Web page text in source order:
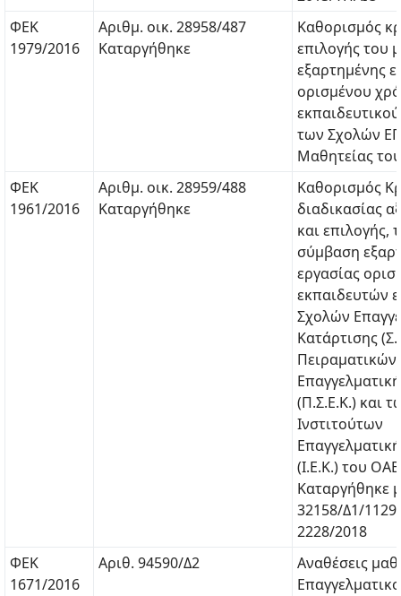
ΦΕΚ
1979/2016
Αριθμ. οικ. 28958/487
Καταργήθηκε
Καθορισμός
επιλογής του
εξαρτημένης
ορισμένου
των Σχολών
Μαθητείας
ΦΕΚ
1961/2016
Αριθμ. οικ. 28959/488
Καταργήθηκε
Καθορισμός
διαδικασίας
και επιλογής,
σύμβαση
εργασίας
εκπαιδευτών
Σχολών
Κατάρτισης
(Π.Σ.Ε.Κ.) και
Ινστιτούτων
(Ι.Ε.Κ.) του
Καταργήθηκε
32158/Δ1/
2228/2018
ΦΕΚ
1671/2016
Αριθ. 94590/Δ2
Αναθέσεις